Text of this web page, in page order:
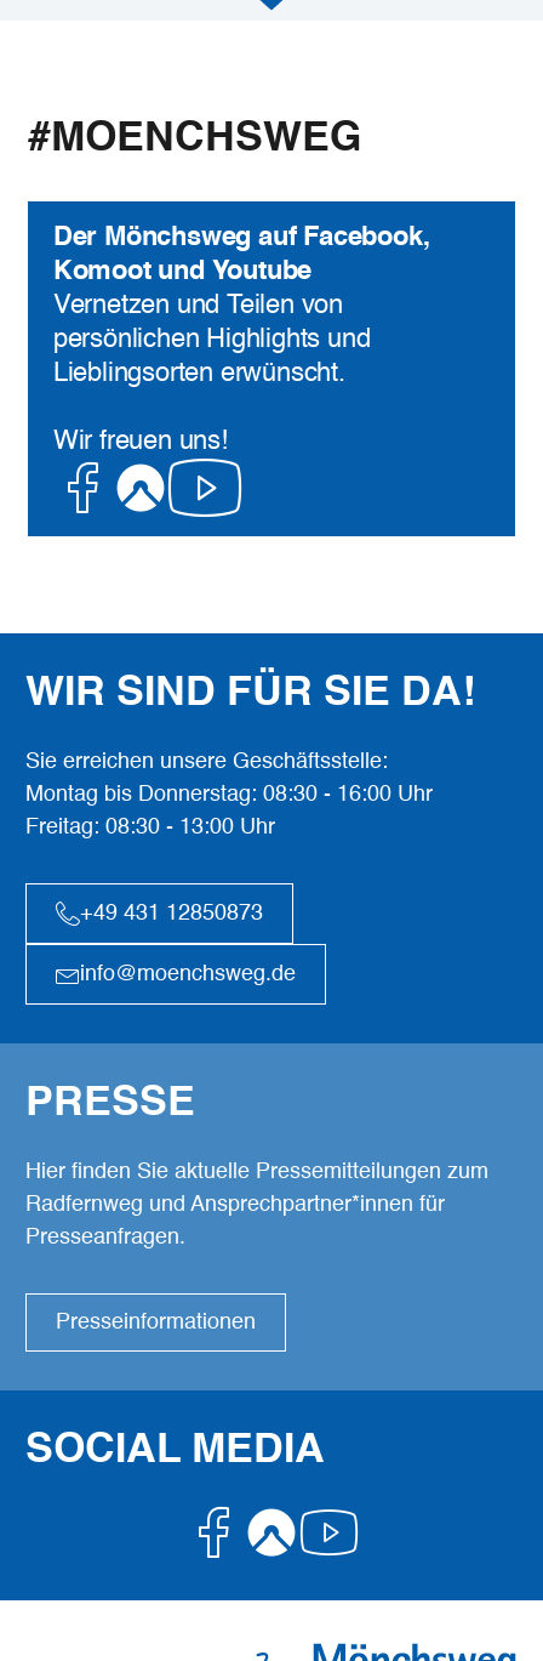
#MOENCHSWEG
Der Mönchsweg auf Facebook,
Komoot und Youtube
Vernetzen und Teilen von
persönlichen Highlights und
Lieblingsorten erwünscht.
Wir freuen uns!
Facebook
KomootYoutube
WIR SIND FÜR SIE DA!
Sie erreichen unsere Geschäftsstelle:
Montag bis Donnerstag: 08:30 - 16:00 Uhr
Freitag: 08:30 - 13:00 Uhr
+49 431 12850873
info@moenchsweg.de
PRESSE
Hier finden Sie aktuelle Pressemitteilungen zum
Radfernweg und Ansprechpartner*innen für
Presseanfragen.
Presseinformationen
SOCIAL MEDIA
Facebook
Komoot
Youtube